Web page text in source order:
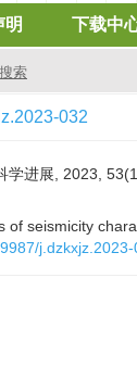
明 下载中
索
032
学进展, 2023,
seismicity
j.dzkxjz.2023-